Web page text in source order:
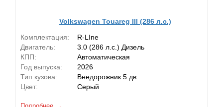
Volkswagen Touareg III (286 л.с.)
Комплектация:
R-LIne
Двигатель:
3.0 (286 л.с.) Дизель
КПП:
Автоматическая
Год выпуска:
2026
Тип кузова:
Внедорожник 5 дв.
Цвет:
Серый